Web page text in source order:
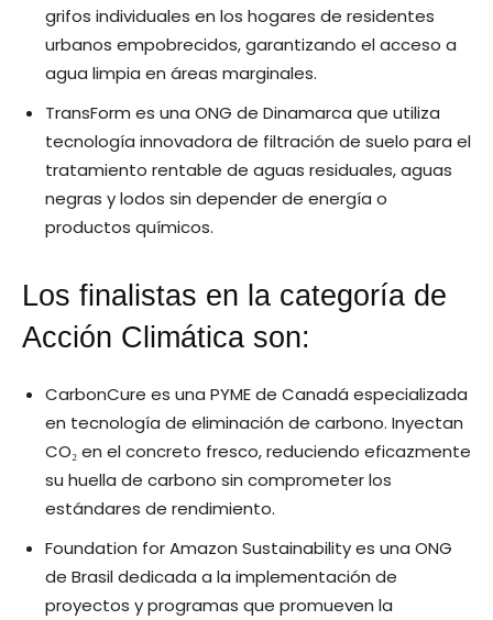
grifos individuales en los hogares de residentes
urbanos empobrecidos, garantizando el acceso a
agua limpia en áreas marginales.
TransForm es una ONG de Dinamarca que utiliza
tecnología innovadora de filtración de suelo para el
tratamiento rentable de aguas residuales, aguas
negras y lodos sin depender de energía o
productos químicos.
Los finalistas en la categoría de
Acción Climática son:
CarbonCure es una PYME de Canadá especializada
en tecnología de eliminación de carbono. Inyectan
CO₂ en el concreto fresco, reduciendo eficazmente
su huella de carbono sin comprometer los
estándares de rendimiento.
Foundation for Amazon Sustainability es una ONG
de Brasil dedicada a la implementación de
proyectos y programas que promueven la